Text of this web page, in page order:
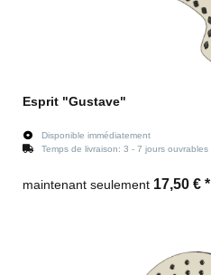
Esprit "Gustave"
Disponible immédiatement
Temps de livraison: 3 - 7 jours ouvrables
maintenant seulement 17,50 € *